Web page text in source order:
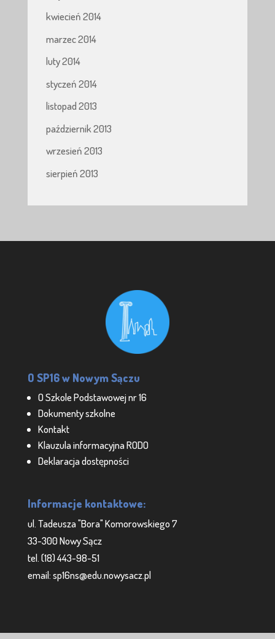
kwiecień 2014
marzec 2014
luty 2014
styczeń 2014
listopad 2013
październik 2013
wrzesień 2013
sierpień 2013
O SP16 w Nowym Sączu
O Szkole Podstawowej nr 16
Dokumenty szkolne
Kontakt
Klauzula informacyjna RODO
Deklaracja dostępności
Informacje kontaktowe:
ul. Tadeusza "Bora" Komorowskiego 7
33-300 Nowy Sącz
tel. (18) 443-98-51
email: sp16ns@edu.nowysacz.pl